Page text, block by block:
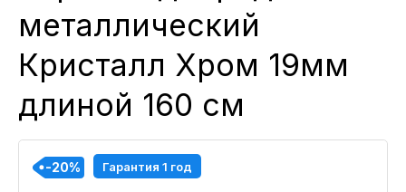
металлический
Кристалл Хром 19мм
длиной 160 см
-20% Гарантия 1 год
-20%
-20%
-20%